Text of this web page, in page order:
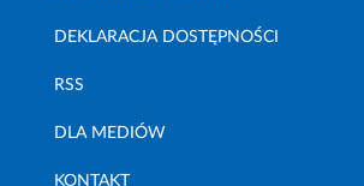
DEKLARACJA DOSTĘPNOŚCI
RSS
DLA MEDIÓW
KONTAKT